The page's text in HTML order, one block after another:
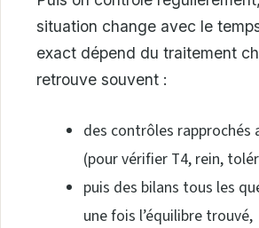
situation change avec le
exact dépend du traitement
retrouve souvent :
des contrôles rapprochés
(pour vérifier T4, rein,
puis des bilans tous les
une fois l’équilibre trouvé,